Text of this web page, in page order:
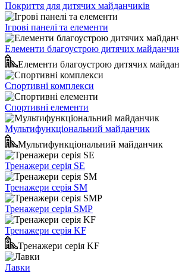
Покриття для дитячих майданчиків
Ігрові панелі та елементи
Елементи благоустрою дитячих
Елементи благоустрою дитячих
Спортивні комплекси
Спортивні елементи
Мультифункціональний майданчик
Мультифункціональний майданчик
Тренажери серія SE
Тренажери серія SM
Тренажери серія SMP
Тренажери серія KF
Тренажери серія KF
Лавки